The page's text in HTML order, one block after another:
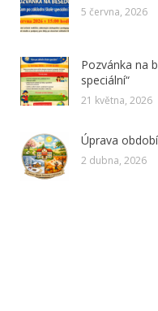
5 června, 2026
Pozvánka na
speciální“
21 května, 2026
Úprava
2 dubna, 2026